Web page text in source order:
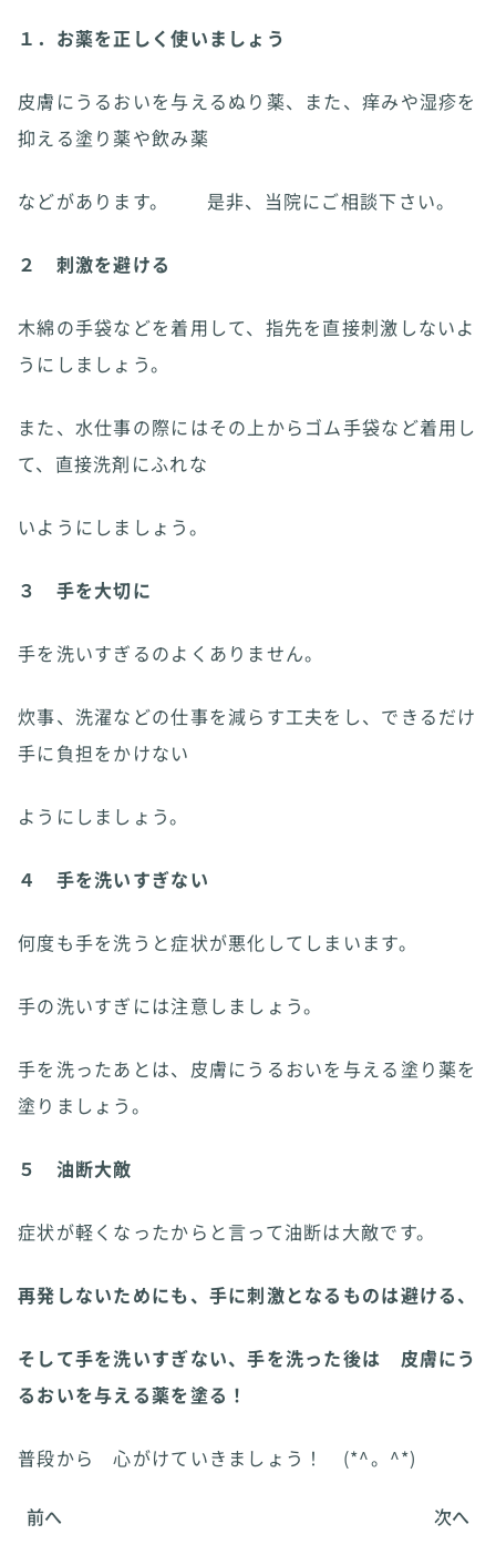
１．お薬を正しく使いましょう
皮膚にうるおいを与えるぬり薬、また、痒みや湿疹を
抑える塗り薬や飲み薬
などがあります。 是非、当院にご相談下さい。
２ 刺激を避ける
木綿の手袋などを着用して、指先を直接刺激しないよ
うにしましょう。
また、水仕事の際にはその上からゴム手袋など着用し
て、直接洗剤にふれな
いようにしましょう。
３ 手を大切に
手を洗いすぎるのよくありません。
炊事、洗濯などの仕事を減らす工夫をし、できるだけ
手に負担をかけない
ようにしましょう。
４ 手を洗いすぎない
何度も手を洗うと症状が悪化してしまいます。
手の洗いすぎには注意しましょう。
手を洗ったあとは、皮膚にうるおいを与える塗り薬を
塗りましょう。
５ 油断大敵
症状が軽くなったからと言って油断は大敵です。
再発しないためにも、手に刺激となるものは避ける、
そして手を洗いすぎない、手を洗った後は 皮膚にう
るおいを与える薬を塗る！
普段から 心がけていきましょう！ (*^。^*)
前へ 次へ